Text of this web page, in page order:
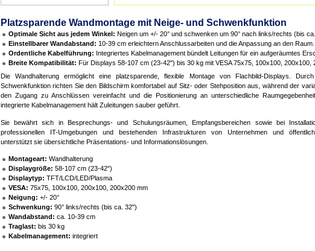
Platzsparende Wandmontage mit Neige- und Schwenkfunktion
Optimale Sicht aus jedem Winkel: Neigen um +/- 20° und schwenken um 90° nach links/rechts (bis ca.
Einstellbarer Wandabstand: 10-39 cm erleichtern Anschlussarbeiten und die Anpassung an den Raum.
Ordentliche Kabelführung: Integriertes Kabelmanagement bündelt Leitungen für ein aufgeräumtes
Breite Kompatibilität: Für Displays 58-107 cm (23-42") bis 30 kg mit VESA 75x75, 100x100, 200x100,
Die Wandhalterung ermöglicht eine platzsparende, flexible Montage von Flachbild-Displays.
Schwenkfunktion richten Sie den Bildschirm komfortabel auf Sitz- oder Stehposition aus, während der
den Zugang zu Anschlüssen vereinfacht und die Positionierung an unterschiedliche
integrierte Kabelmanagement hält Zuleitungen sauber geführt.
Sie bewährt sich in Besprechungs- und Schulungsräumen, Empfangsbereichen sowie bei
professionellen IT-Umgebungen und bestehenden Infrastrukturen von Unternehmen und
unterstützt sie übersichtliche Präsentations- und Informationslösungen.
Montageart: Wandhalterung
Displaygröße: 58-107 cm (23-42")
Displaytyp: TFT/LCD/LED/Plasma
VESA: 75x75, 100x100, 200x100, 200x200 mm
Neigung: +/- 20°
Schwenkung: 90° links/rechts (bis ca. 32")
Wandabstand: ca. 10-39 cm
Traglast: bis 30 kg
Kabelmanagement: integriert